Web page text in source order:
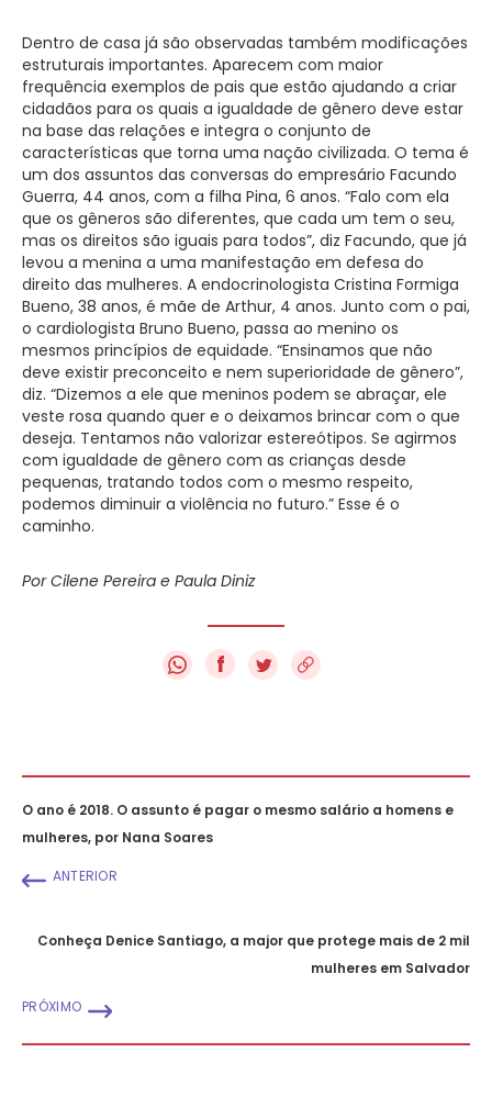
Dentro de casa já são observadas também modificações
estruturais importantes. Aparecem com maior
frequência exemplos de pais que estão ajudando a criar
cidadãos para os quais a igualdade de gênero deve estar
na base das relações e integra o conjunto de
características que torna uma nação civilizada. O tema é
um dos assuntos das conversas do empresário Facundo
Guerra, 44 anos, com a filha Pina, 6 anos. “Falo com ela
que os gêneros são diferentes, que cada um tem o seu,
mas os direitos são iguais para todos”, diz Facundo, que já
levou a menina a uma manifestação em defesa do
direito das mulheres. A endocrinologista Cristina Formiga
Bueno, 38 anos, é mãe de Arthur, 4 anos. Junto com o pai,
o cardiologista Bruno Bueno, passa ao menino os
mesmos princípios de equidade. “Ensinamos que não
deve existir preconceito e nem superioridade de gênero”,
diz. “Dizemos a ele que meninos podem se abraçar, ele
veste rosa quando quer e o deixamos brincar com o que
deseja. Tentamos não valorizar estereótipos. Se agirmos
com igualdade de gênero com as crianças desde
pequenas, tratando todos com o mesmo respeito,
podemos diminuir a violência no futuro.” Esse é o
caminho.
Por Cilene Pereira e Paula Diniz
f
O ano é 2018. O assunto é pagar o mesmo salário a homens e
mulheres, por Nana Soares
ANTERIOR
Conheça Denice Santiago, a major que protege mais de 2 mil
mulheres em Salvador
PRÓXIMO